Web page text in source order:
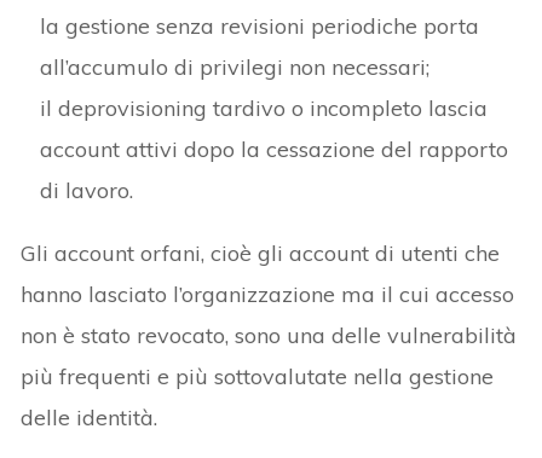
la gestione senza revisioni periodiche porta
all’accumulo di privilegi non necessari;
il deprovisioning tardivo o incompleto lascia
account attivi dopo la cessazione del rapporto
di lavoro.
Gli account orfani, cioè gli account di utenti che
hanno lasciato l’organizzazione ma il cui accesso
non è stato revocato, sono una delle vulnerabilità
più frequenti e più sottovalutate nella gestione
delle identità.